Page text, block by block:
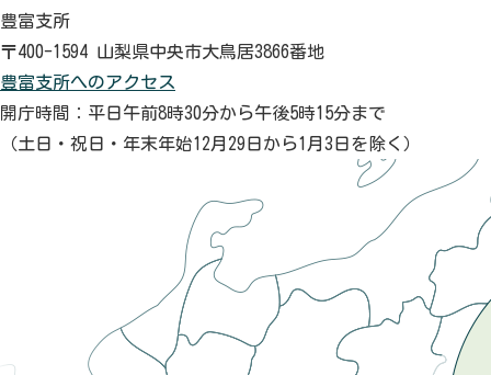
豊富支所
〒400-1594 山梨県中央市大鳥居3866番地
豊富支所へのアクセス
開庁時間：平日午前8時30分から午後5時15分まで
（土日・祝日・年末年始12月29日から1月3日を除く）